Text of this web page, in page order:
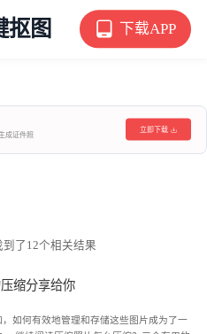
抠图 下载APP
成证件照
立即下载
了12个相关结果
缩分享给你
如何有效地管理和存储这些图片成为了一